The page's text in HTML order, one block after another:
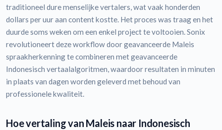
traditioneel dure menselijke vertalers, wat vaak honderden
dollars per uur aan content kostte. Het proces was traag en het
duurde soms weken om een enkel project te voltooien. Sonix
revolutioneert deze workflow door geavanceerde Maleis
spraakherkenning te combineren met geavanceerde
Indonesisch vertaalalgoritmen, waardoor resultaten in minuten
in plaats van dagen worden geleverd met behoud van
professionele kwaliteit.
Hoe vertaling van Maleis naar Indonesisch